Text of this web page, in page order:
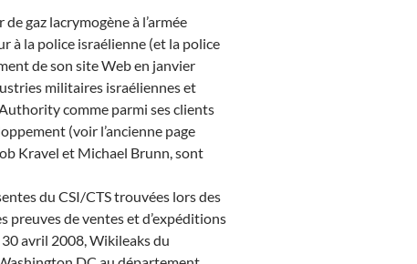
gaz lacrymogène à l’armée
à la police israélienne (et la police
de son site Web en janvier
militaires israéliennes et
comme parmi ses clients
(voir l’ancienne page
Kravel et Michael Brunn, sont
du CSI/CTS trouvées lors des
preuves de ventes et d’expéditions
avril 2008, Wikileaks du